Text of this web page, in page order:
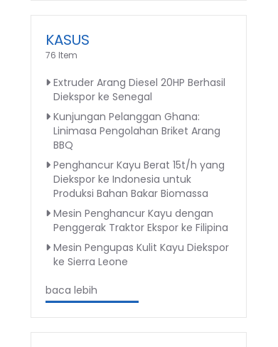
KASUS
76 Item
Extruder Arang Diesel 20HP Berhasil
Diekspor ke Senegal
Kunjungan Pelanggan Ghana:
Linimasa Pengolahan Briket Arang
BBQ
Penghancur Kayu Berat 15t/h yang
Diekspor ke Indonesia untuk
Produksi Bahan Bakar Biomassa
Mesin Penghancur Kayu dengan
Penggerak Traktor Ekspor ke Filipina
Mesin Pengupas Kulit Kayu Diekspor
ke Sierra Leone
baca lebih